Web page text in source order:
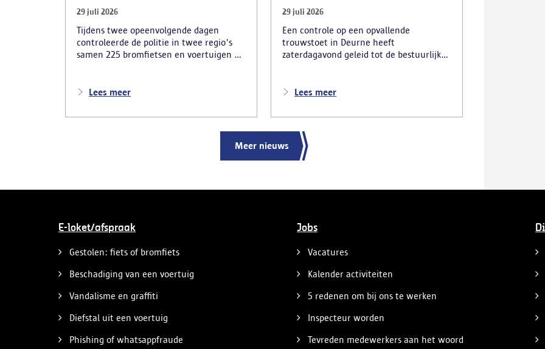
29 juli 2026
Tijdens twee opeenvolgende dagen
controleerde de politie in twee regio's
samen 225 bromfietsen en voertuigen en
teruggevonden en zestien voertuigen zijn
arresteerde de politie ook drie
Lees meer
29 juli 2026
Een controle op een opvallende
trouwstoet in Deurne heeft
zaterdagavond geleid tot de bestuurlijke
vaststellingen van inbreuken. De politie
melding hadden gemaakt van het
verkeershinder die dat als gevolg had.
Lees meer
Meer nieuws
E-loket/afspraak
Gestolen: fiets of bromfiets
Beschadiging van een voertuig
Vandalisme en graffiti
Diefstal uit een voertuig
Phishing of whatsappfraude
Jobs
Vacatures
Kalender activiteiten
5 redenen om bij ons te werken
Inspecteur worden
Tevreden medewerkers aan het woord